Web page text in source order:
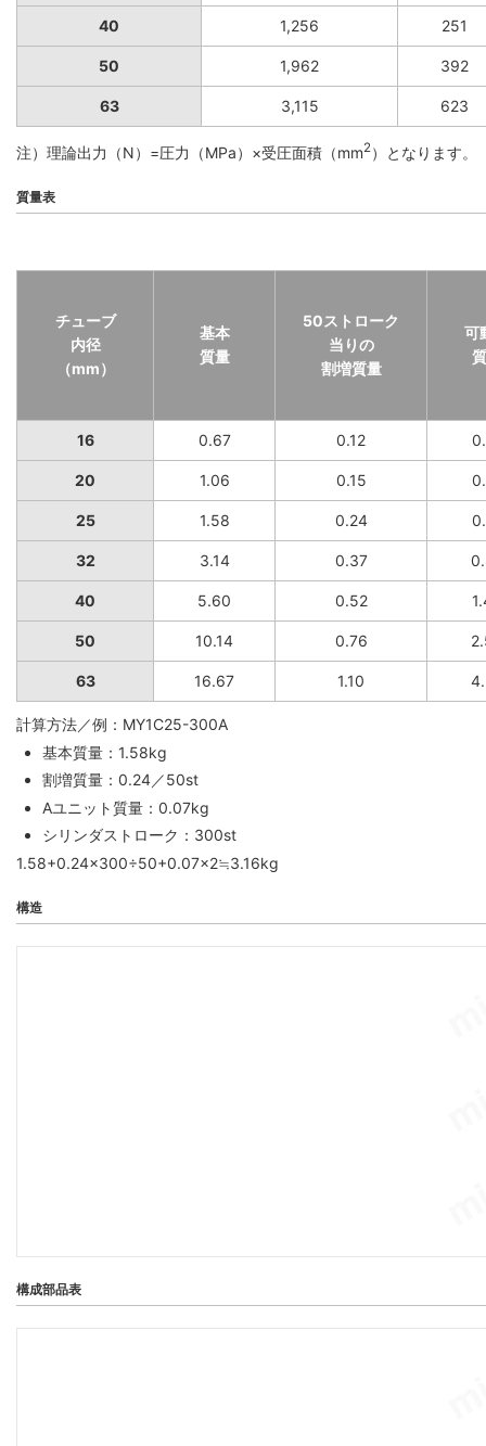
40 1,256 251
50 1,962 392
63 3,115 623
注）理論出力（N）=圧力（MPa）×受圧面積（mm2）となります。
質量表
チューブ
内径
（mm）
基本
質量
50ストローク
当りの
割増質量
可
16 0.67 0.12
20 1.06 0.15
25 1.58 0.24
32 3.14 0.37
40 5.60 0.52
50 10.14 0.76
63 16.67 1.10
計算方法／例：MY1C25-300A
基本質量：1.58kg
割増質量：0.24／50st
Aユニット質量：0.07kg
シリンダストローク：300st
1.58+0.24×300÷50+0.07×2≒3.16kg
構造
構成部品表